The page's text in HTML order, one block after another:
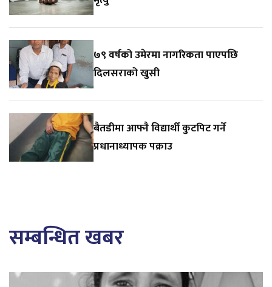
७९ वर्षको उमेरमा नागरिकता पाएपछि
दिलसराको खुसी
बैतडीमा आफ्नै विद्यार्थी कुटपिट गर्ने
प्रधानाध्यापक पक्राउ
सम्बन्धित खबर